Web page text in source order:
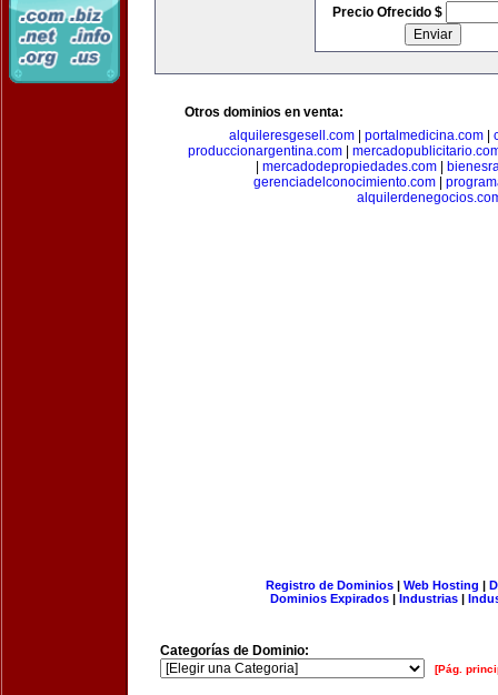
Precio Ofrecido $
Otros dominios en venta:
alquileresgesell.com
portalmedicina.com
produccionargentina.com|
mercadodepropiedades.com
gerenciadelconocimiento.com
Registro de Dominios| Web Hosting |
Dominios Expirados | Industrias |
Categorías de Dominio:
[Pág.